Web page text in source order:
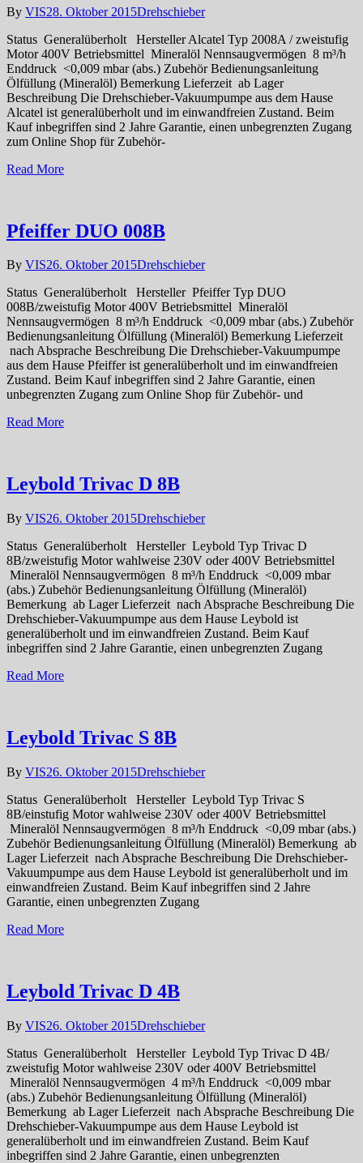
By VIS28. Oktober 2015Drehschieber
Status Generalüberholt Hersteller Alcatel Typ 2008A / zweistufig
Motor 400V Betriebsmittel Mineralöl Nennsaugvermögen 8 m³/h
Enddruck <0,009 mbar (abs.) Zubehör Bedienungsanleitung
Ölfüllung (Mineralöl) Bemerkung Lieferzeit ab Lager
Beschreibung Die Drehschieber-Vakuumpumpe aus dem Hause
Alcatel ist generalüberholt und im einwandfreien Zustand. Beim
Kauf inbegriffen sind 2 Jahre Garantie, einen unbegrenzten Zugang
zum Online Shop für Zubehör-
Read More
Pfeiffer DUO 008B
By VIS26. Oktober 2015Drehschieber
Status Generalüberholt Hersteller Pfeiffer Typ DUO
008B/zweistufig Motor 400V Betriebsmittel Mineralöl
Nennsaugvermögen 8 m³/h Enddruck <0,009 mbar (abs.) Zubehör
Bedienungsanleitung Ölfüllung (Mineralöl) Bemerkung Lieferzeit
nach Absprache Beschreibung Die Drehschieber-Vakuumpumpe
aus dem Hause Pfeiffer ist generalüberholt und im einwandfreien
Zustand. Beim Kauf inbegriffen sind 2 Jahre Garantie, einen
unbegrenzten Zugang zum Online Shop für Zubehör- und
Read More
Leybold Trivac D 8B
By VIS26. Oktober 2015Drehschieber
Status Generalüberholt Hersteller Leybold Typ Trivac D
8B/zweistufig Motor wahlweise 230V oder 400V Betriebsmittel
Mineralöl Nennsaugvermögen 8 m³/h Enddruck <0,009 mbar
(abs.) Zubehör Bedienungsanleitung Ölfüllung (Mineralöl)
Bemerkung ab Lager Lieferzeit nach Absprache Beschreibung Die
Drehschieber-Vakuumpumpe aus dem Hause Leybold ist
generalüberholt und im einwandfreien Zustand. Beim Kauf
inbegriffen sind 2 Jahre Garantie, einen unbegrenzten Zugang
Read More
Leybold Trivac S 8B
By VIS26. Oktober 2015Drehschieber
Status Generalüberholt Hersteller Leybold Typ Trivac S
8B/einstufig Motor wahlweise 230V oder 400V Betriebsmittel
Mineralöl Nennsaugvermögen 8 m³/h Enddruck <0,09 mbar (abs.)
Zubehör Bedienungsanleitung Ölfüllung (Mineralöl) Bemerkung ab
Lager Lieferzeit nach Absprache Beschreibung Die Drehschieber-
Vakuumpumpe aus dem Hause Leybold ist generalüberholt und im
einwandfreien Zustand. Beim Kauf inbegriffen sind 2 Jahre
Garantie, einen unbegrenzten Zugang
Read More
Leybold Trivac D 4B
By VIS26. Oktober 2015Drehschieber
Status Generalüberholt Hersteller Leybold Typ Trivac D 4B/
zweistufig Motor wahlweise 230V oder 400V Betriebsmittel
Mineralöl Nennsaugvermögen 4 m³/h Enddruck <0,009 mbar
(abs.) Zubehör Bedienungsanleitung Ölfüllung (Mineralöl)
Bemerkung ab Lager Lieferzeit nach Absprache Beschreibung Die
Drehschieber-Vakuumpumpe aus dem Hause Leybold ist
generalüberholt und im einwandfreien Zustand. Beim Kauf
inbegriffen sind 2 Jahre Garantie, einen unbegrenzten